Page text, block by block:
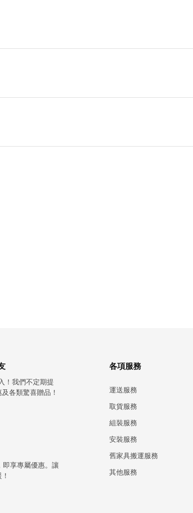
！我們不定期提
各類驚喜贈品！
即享專屬優惠。讓
各項服務
運送服務
取貨服務
組裝服務
安裝服務
​舊家具搬運服務
其他服務